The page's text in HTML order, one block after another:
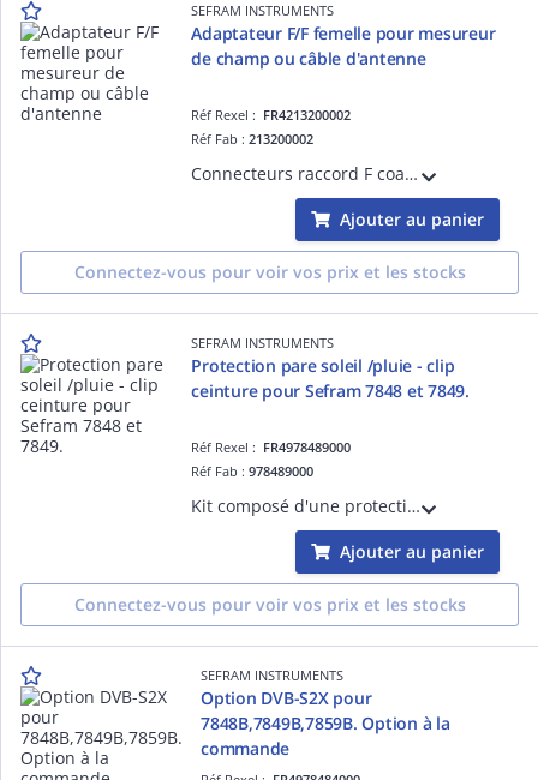
SEFRAM INSTRUMENTS
Adaptateur F/F femelle pour mesureur
de champ ou câble d'antenne
Réf Rexel : FR4213200002
Réf Fab :213200002
Connecteurs raccord F coaxial Femelle femelle. Permet le raccord des câbles coxiaux sur les mesureurs de champ
Ajouter au panier
Connectez-vous pour voir vos prix et les stocks
SEFRAM INSTRUMENTS
Protection pare soleil /pluie - clip
ceinture pour Sefram 7848 et 7849.
Réf Rexel : FR4978489000
Réf Fab :978489000
Kit composé d'une protection pare soleil, d'une protection pare pluie et d'un clip ceinture pour les mesureurs de champ Sefram 7848 et 7849.
Ajouter au panier
Connectez-vous pour voir vos prix et les stocks
SEFRAM INSTRUMENTS
Option DVB-S2X pour
7848B,7849B,7859B. Option à la
commande